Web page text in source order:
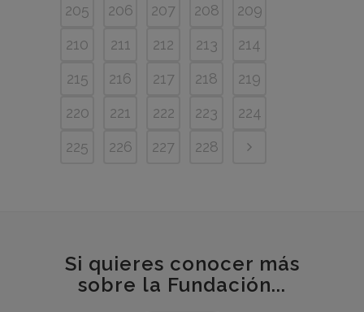
205
206 207 208
209
210
211 212 213
214
215
216 217 218
219
220
221 222 223
224
225
226 227 228
Si quieres conocer más
sobre la Fundación...